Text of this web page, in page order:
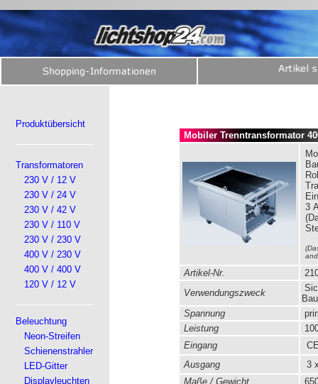
Produktübersicht
Transformatoren
230 V / 12 V
230 V / 24 V
230 V / 42 V
230 V / 110 V
230 V / 230 V
400 V / 230 V
400 V / 400 V
120 V / 12 V
Beleuchtung
Neon-Streifen
Schienenstrahler
LED-Gitter
Displayleuchten
Mobiler Trenntransformator
3
Artikel-Nr.
Verwendungszweck
Spannung
Leistung
Eingang
Ausgang
3
Maße / Gewicht